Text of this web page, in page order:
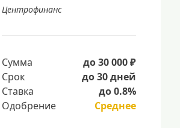
Центрофинанс
Сумма
до 30 000 ₽
Срок
до 30 дней
Ставка
до 0.8%
Одобрение
Среднее